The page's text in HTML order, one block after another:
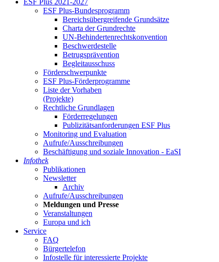
ESF Plus-Bun­des­pro­gramm
Be­reichs­über­grei­fen­de Grund­sät­ze
Char­ta der Grund­rech­te
UN-Be­hin­der­ten­rechts­kon­ven­ti­on
Be­schwer­de­stel­le
Be­trugs­prä­ven­ti­on
Be­glei­taus­schuss
För­der­schwer­punk­te
ESF Plus-För­der­pro­gram­me
Lis­te der Vor­ha­ben
(Pro­jek­te)
Recht­li­che Grund­la­gen
För­der­re­ge­lun­gen
Pu­bli­zi­täts­an­for­de­run­gen ESF Plus
Mo­ni­to­ring und Eva­lua­ti­on
Auf­ru­fe/Aus­schrei­bun­gen
Be­schäf­ti­gung und so­zia­le In­no­va­ti­on - Ea­SI
In­fo­thek
Pu­bli­ka­tio­nen
Newslet­ter
Ar­chiv
Auf­ru­fe/Aus­schrei­bun­gen
Mel­dun­gen und Pres­se
Ver­an­stal­tun­gen
Eu­ro­pa und ich
Ser­vice
FAQ
Bür­ger­te­le­fon
In­fo­stel­le für in­ter­es­sier­te Pro­jek­te